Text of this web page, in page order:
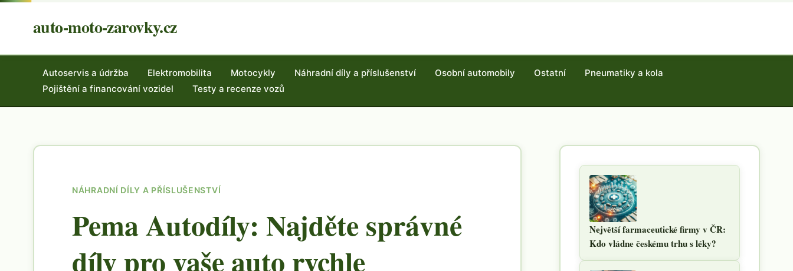
auto-moto-zarovky.cz
Autoservis a údržba Elektromobilita Motocykly Náhradní díly a příslušenství Osobní automobily Ostatní
Pneumatiky a kola
Pojištění a financování vozidel
Testy a recenze vozů
NÁHRADNÍ DÍLY A PŘÍSLUŠENSTVÍ
Pema Autodíly: Najděte správné
díly pro vaše auto rychle
Největší farmaceutické firmy v ČR:
Kdo vládne českému trhu s léky?